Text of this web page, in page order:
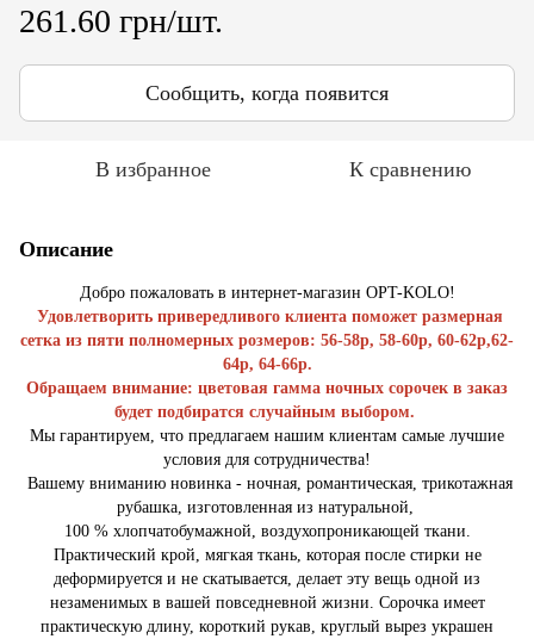
261.60 грн/шт.
Сообщить, когда появится
В избранное К сравнению
Описание
Добро пожаловать в интернет-магазин OPT-KOLO!
Удовлетворить привередливого клиента поможет размерная
сетка из пяти полномерных розмеров: 56-58р, 58-60р, 60-62р,62-
64р, 64-66р.
Обращаем внимание: цветовая гамма ночных сорочек в заказ
будет подбиратся случайным выбором.
Мы гарантируем, что предлагаем нашим клиентам самые лучшие
условия для сотрудничества!
Вашему вниманию новинка - ночная, романтическая, трикотажная
рубашка, изготовленная из натуральной,
100 % хлопчатобумажной, воздухопроникающей ткани.
Практический крой, мягкая ткань, которая после стирки не
деформируется и не скатывается, делает эту вещь одной из
незаменимых в вашей повседневной жизни. Сорочка имеет
практическую длину, короткий рукав, круглый вырез украшен